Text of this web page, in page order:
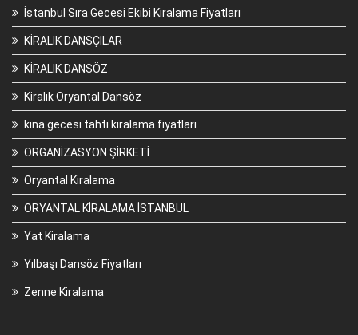
İstanbul Sıra Gecesi Ekibi Kiralama Fiyatları
KİRALIK DANSÇILAR
KİRALIK DANSÖZ
Kiralık Oryantal Dansöz
kına gecesi tahtı kiralama fiyatları
ORGANİZASYON ŞİRKETİ
Oryantal Kiralama
ORYANTAL KİRALAMA İSTANBUL
Yat Kiralama
Yılbaşı Dansöz Fiyatları
Zenne Kiralama